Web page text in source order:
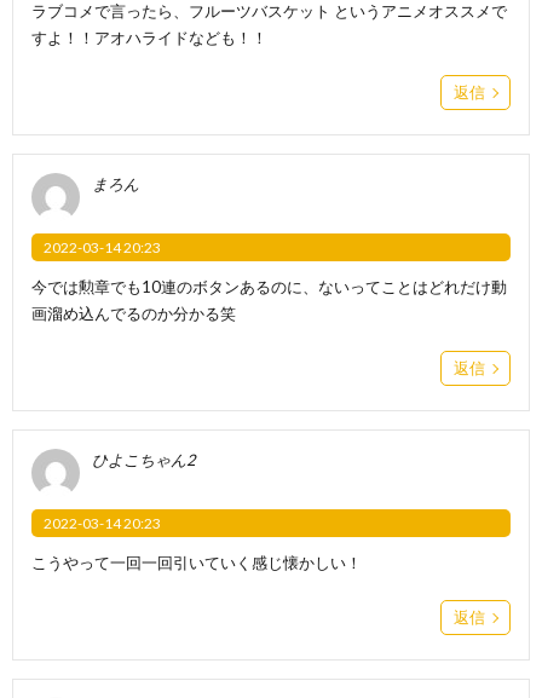
ラブコメで言ったら、フルーツバスケット というアニメオススメで
すよ！！アオハライドなども！！
返信
まろん
2022-03-14 20:23
今では勲章でも10連のボタンあるのに、ないってことはどれだけ動
画溜め込んでるのか分かる笑
返信
ひよこちゃん2
2022-03-14 20:23
こうやって一回一回引いていく感じ懐かしい！
返信